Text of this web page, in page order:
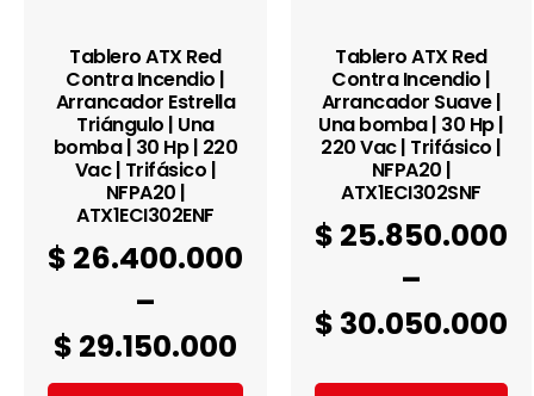
Tablero ATX Red
Contra Incendio |
Arrancador Estrella
Triángulo | Una
bomba | 30 Hp | 220
Vac | Trifásico |
NFPA20 |
ATX1ECI302ENF
$ 26.400.000
–
$ 29.150.000
Tablero ATX Red
Contra Incendio |
Arrancador Suave |
Una bomba | 30 Hp |
220 Vac | Trifásico |
NFPA20 |
ATX1ECI302SNF
$ 25.850.000
–
$ 30.050.000